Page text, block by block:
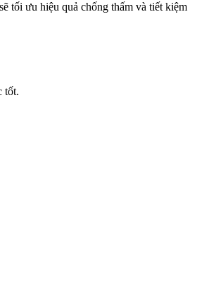
tối ưu hiệu quả chống thấm và tiết kiệm
tốt.